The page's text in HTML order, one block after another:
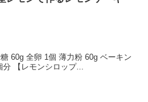
60g 全卵 1個 薄力粉 60g ベーキン
【レモンシロップ...